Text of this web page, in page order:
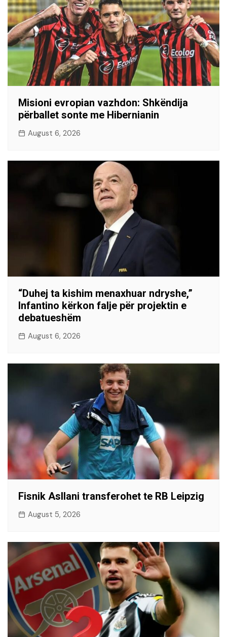
Misioni evropian vazhdon: Shkëndija
përballet sonte me Hibernianin
August 6, 2026
“Duhej ta kishim menaxhuar ndryshe,”
Infantino kërkon falje për projektin e
debatueshëm
August 6, 2026
Fisnik Asllani transferohet te RB Leipzig
August 5, 2026